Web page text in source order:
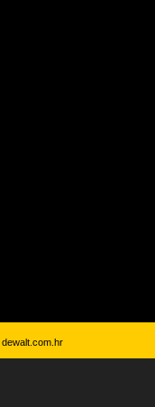
dewalt.com.hr